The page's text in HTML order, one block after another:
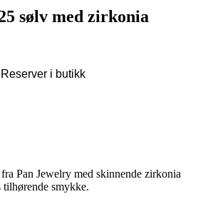
sølv med zirkonia
Reserver i butikk
Pan Jewelry med skinnende zirkonia
tilhørende smykke.